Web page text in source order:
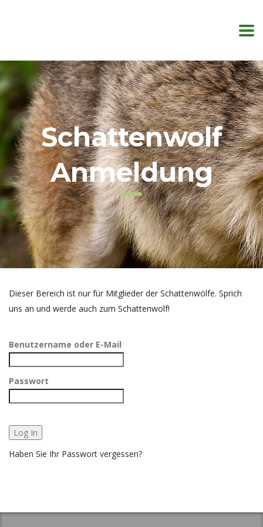
Schattenwolf
Anmeldung
Dieser Bereich ist nur für Mitglieder der Schattenwölfe. Sprich
uns an und werde auch zum Schattenwolf!
Benutzername oder E-Mail
Passwort
Haben Sie Ihr Passwort vergessen?